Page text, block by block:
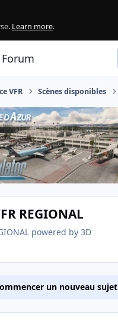
Learn more.
VFR Scènes disponibles
REGIONAL
powered by 3D
un nouveau sujet